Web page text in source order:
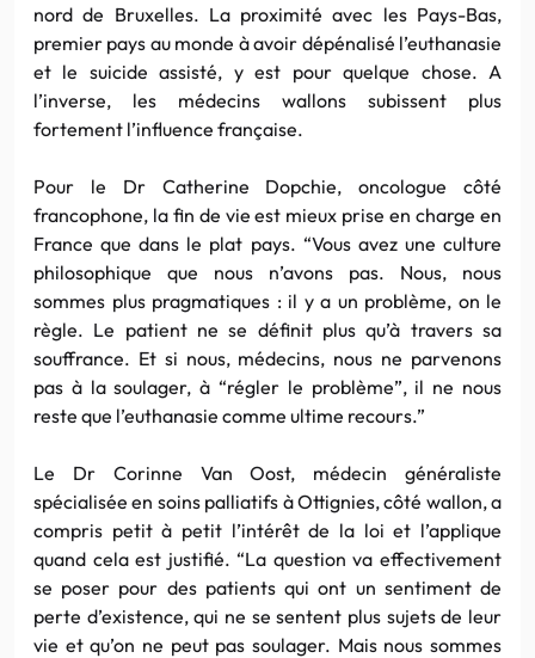
nord de Bruxelles. La proximité avec les Pays-Bas,
premier pays au monde à avoir dépénalisé l’euthanasie
et le suicide assisté, y est pour quelque chose. A
l’inverse, les médecins wallons subissent plus
fortement l’influence française.
Pour le Dr Catherine Dopchie, oncologue côté
francophone, la fin de vie est mieux prise en charge en
France que dans le plat pays. “Vous avez une culture
philosophique que nous n’avons pas. Nous, nous
sommes plus pragmatiques : il y a un problème, on le
règle. Le patient ne se définit plus qu’à travers sa
souffrance. Et si nous, médecins, nous ne parvenons
pas à la soulager, à “régler le problème”, il ne nous
reste que l’euthanasie comme ultime recours.”
Le Dr Corinne Van Oost, médecin généraliste
spécialisée en soins palliatifs à Ottignies, côté wallon, a
compris petit à petit l’intérêt de la loi et l’applique
quand cela est justifié. “La question va effectivement
se poser pour des patients qui ont un sentiment de
perte d’existence, qui ne se sentent plus sujets de leur
vie et qu’on ne peut pas soulager. Mais nous sommes